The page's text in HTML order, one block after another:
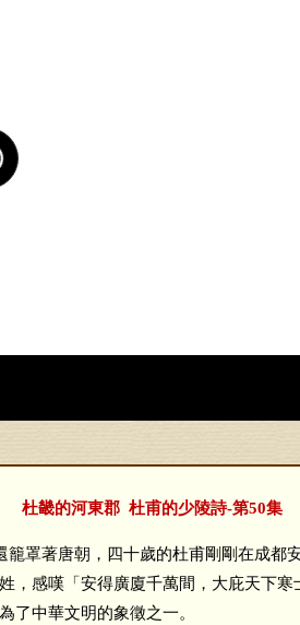
杜畿的河東郡 杜甫的少陵詩-第50集
罩著唐朝，四十歲的杜甫剛剛在成都
，感嘆「安得廣廈千萬間，大庇天下
了中華文明的象徵之一。